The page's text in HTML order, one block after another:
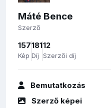
Máté Bence
Szerző
157
Kép
181
Díj
12
Szerzői díj
Bemutatkozás
Szerző képei